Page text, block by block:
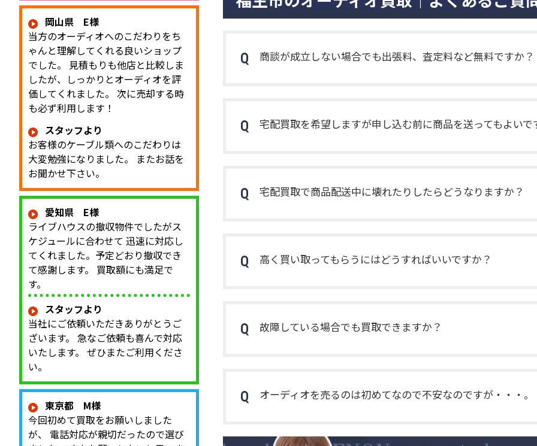
し出した後継モデルTRZ-300Wが発売さ
れました。部品のレイアウトやトラン
ピーカーの駆動力、それに負けないほど
商談が成立しない場合でも出張料、査定料など無料ですか？
宅配買取を希望しますが申し込む前に商品を送ってもよいで
宅配買取で商品配送中に壊れたりしたらどうなりますか？
高く買い取ってもらうにはどうすればいいですか？
故障している場合でも買取できますか？
オーディオを売るのは初めてなので不安なのですが・・・。
岡山県 E様
当方のオーディオへのこだわりをち
ゃんと理解してくれる良いショップ
でした。 見積もりも他店と比較しま
したが、しっかりとオーディオを評
価してくれました。 次に売却する時
も必ず利用します！
スタッフより
お客様のケーブル類へのこだわりは
大変勉強になりました。 またお話を
お聞かせ下さい。
愛知県 E様
ライブハウスの撤収物件でしたがス
ケジュールに合わせて 迅速に対応し
てくれました。予定どおり撤収でき
て感謝します。 買取額にも満足で
す。
スタッフより
当社にご依頼いただきありがとうご
ざいます。 急なご依頼も喜んで対応
いたします。 ぜひまたご利用くださ
い。
東京都 M様
今回初めて買取をお願いしました
が、 電話対応が親切だったので選び